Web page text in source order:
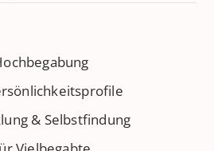
& Selbstfindung